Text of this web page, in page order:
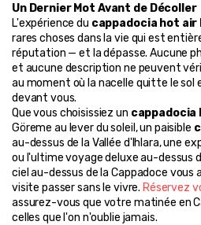
Un Dernier Mot Avant de Décoller
L'expérience du cappadocia hot air
rares choses dans la vie qui est
réputation — et la dépasse. Aucune
et aucune description ne peuvent
au moment où la nacelle quitte le sol
devant vous.
Que vous choisissiez un cappadocia
Göreme au lever du soleil, un paisible
au-dessus de la Vallée d'Ihlara, une
ou l'ultime voyage deluxe au-dessus
ciel au-dessus de la Cappadoce vous
visite passer sans le vivre. Réservez
assurez-vous que votre matinée en
celles que l'on n'oublie jamais.